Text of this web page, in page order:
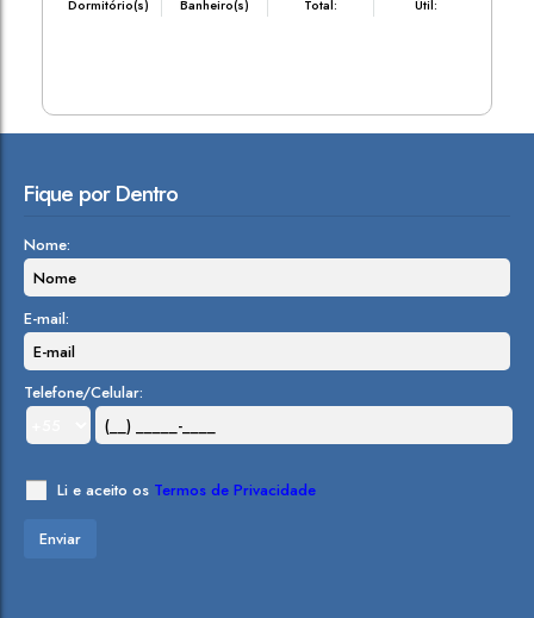
Dormitório(s) Banheiro(s) Total: Útil:
Fique por Dentro
Nome:
E-mail:
Telefone/Celular:
Li e aceito os Termos de Privacidade